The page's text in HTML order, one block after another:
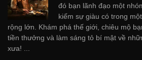
đó bạn lãnh đạo một
kiếm sự giàu có trong
rộng lớn. Khám phá thế giới, chiêu mộ
tiền thưởng và làm sáng tỏ bí mật về
xưa! ...